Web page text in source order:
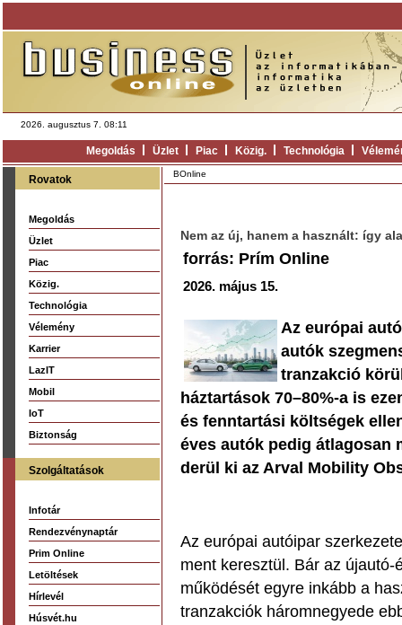
2026. augusztus 7. 08:11
Megoldás Üzlet Piac Közig. Technológia
Rovatok
Megoldás
Üzlet
Piac
Közig.
Technológia
Vélemény
Karrier
LazIT
Mobil
IoT
Biztonság
Szolgáltatások
Infotár
Rendezvénynaptár
Prim Online
Letöltések
Hírlevél
Húsvét.hu
BOnline
Nem az új, hanem a használt: így
forrás: Prím Online
2026. május 15.
Az európai
autók
tranzakció
háztartások 70–80%-a is
és fenntartási költségek
éves autók pedig átlagosan
derül ki az Arval Mobility
Az európai autóipar
ment keresztül. Bár az
működését egyre inkább a
tranzakciók háromnegyede